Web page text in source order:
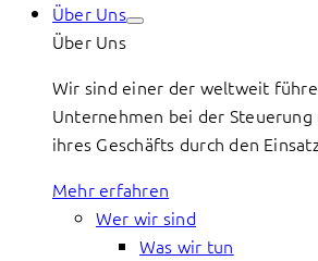
Über Uns
Über Uns
Wir sind einer der weltweit
Unternehmen bei der
ihres Geschäfts durch den
Mehr erfahren
Wer wir sind
Was wir tun